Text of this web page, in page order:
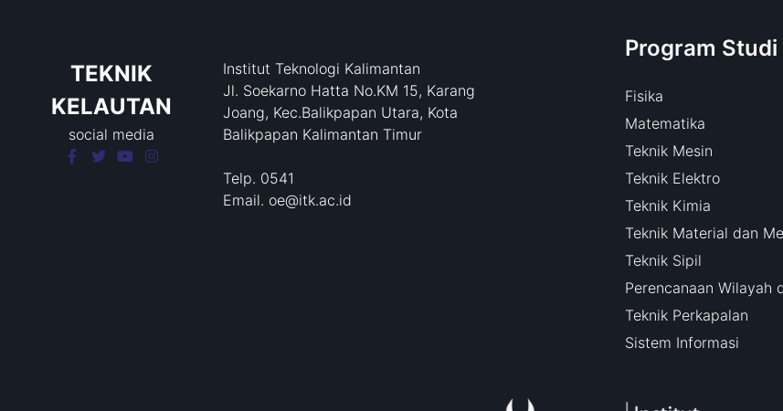
TEKNIK
KELAUTAN
social media
Institut Teknologi Kalimantan
Jl. Soekarno Hatta No.KM 15, Karang
Joang, Kec.Balikpapan Utara, Kota
Balikpapan Kalimantan Timur
Telp. 0541
Email. oe@itk.ac.id
Program
Fisika
Matematika
Teknik Mesin
Teknik Elektro
Teknik Kimia
Teknik Material dan
Teknik Sipil
Perencanaan Wilayah
Teknik Perkapalan
Sistem Informasi